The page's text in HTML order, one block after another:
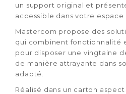
un support original et
accessible dans votre
Mastercom propose des
qui combinent fonctionnalité
pour disposer une vingtaine
de manière attrayante dans
adapté.
Réalisé dans un carton